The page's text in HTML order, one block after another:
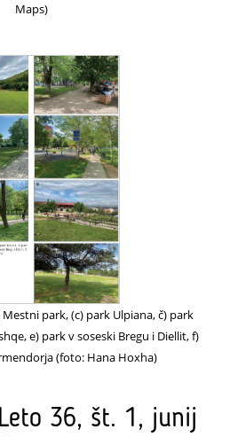
Maps)
park, (c) park Ulpiana, č) park
e) park v soseski Bregu i Diellit, f)
(foto: Hana Hoxha)
36, št. 1, junij